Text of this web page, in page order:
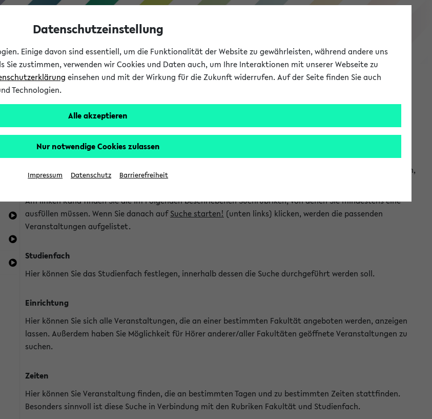
eKVV
Hinweise zur Kombisuche
Sie können das eKVV nach diversen Kriterien durchsuchen und so gezielt die Veranstaltungen heraussuchen,
die für Sie interessant sind.
Am linken Rand finden Sie die im Folgenden beschriebenen Suchrubriken, von denen Sie mindestens eine
ausfüllen müssen. Wenn Sie danach aufSuche starten! (unten links) klicken, werden die passenden
Veranstaltungen aufgelistet.
Studienfach
Hier können Sie das Studienfach festlegen, innerhalb dessen die Suche durchgeführt werden soll.
Einrichtung
Hier können Sie sich alle Veranstaltungen, die an einer bestimmten Fakultät angeboten werden, anzeigen
lassen. Außerdem haben Sie Möglichkeit für Hörer anderer/aller Fakultäten geöffnete Veranstaltungen zu
suchen.
Zeiten
Hier können Sie Veranstaltung finden, die an bestimmten Tagen und zu bestimmten Zeiten stattfinden.
Besonders sinnvoll ist diese Suche in Verbindung mit den Rubriken Fakultät und Studienfach.
Datenschutzeinstellung
Einige davon sind essentiell, um die Funktionalität der Website zu gewährleisten, während andere uns
Sie zustimmen, verwenden wir Cookies und Daten auch, um Ihre Interaktionen mit unserer Webseite zu
einsehen und mit der Wirkung für die Zukunft widerrufen. Auf der Seite finden Sie auch
Technologien.
Alle akzeptieren
Nur notwendige Cookies zulassen
Impressum Datenschutz Barrierefreiheit